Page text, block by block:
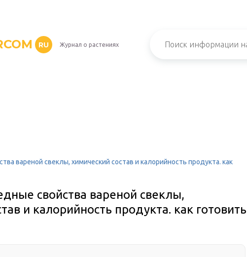
RU Журнал о растениях
вареной свеклы, химический состав и калорийность продукта. как
свойства вареной свеклы,
и калорийность продукта. как готовить